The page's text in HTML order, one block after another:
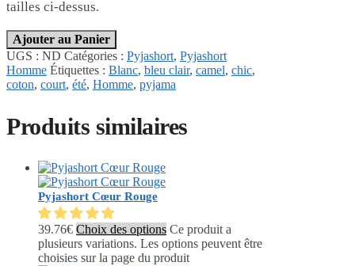
tailles ci-dessus.
Ajouter au Panier
UGS : ND Catégories : Pyjashort, Pyjashort
Homme Étiquettes : Blanc, bleu clair, camel, chic,
coton, court, été, Homme, pyjama
Produits similaires
Pyjashort Cœur Rouge
39.76€ Choix des options Ce produit a
plusieurs variations. Les options peuvent être
choisies sur la page du produit